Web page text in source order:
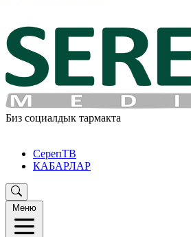
Биз социалдык тармакта
СерепТВ
КАБАРЛАР
Меню